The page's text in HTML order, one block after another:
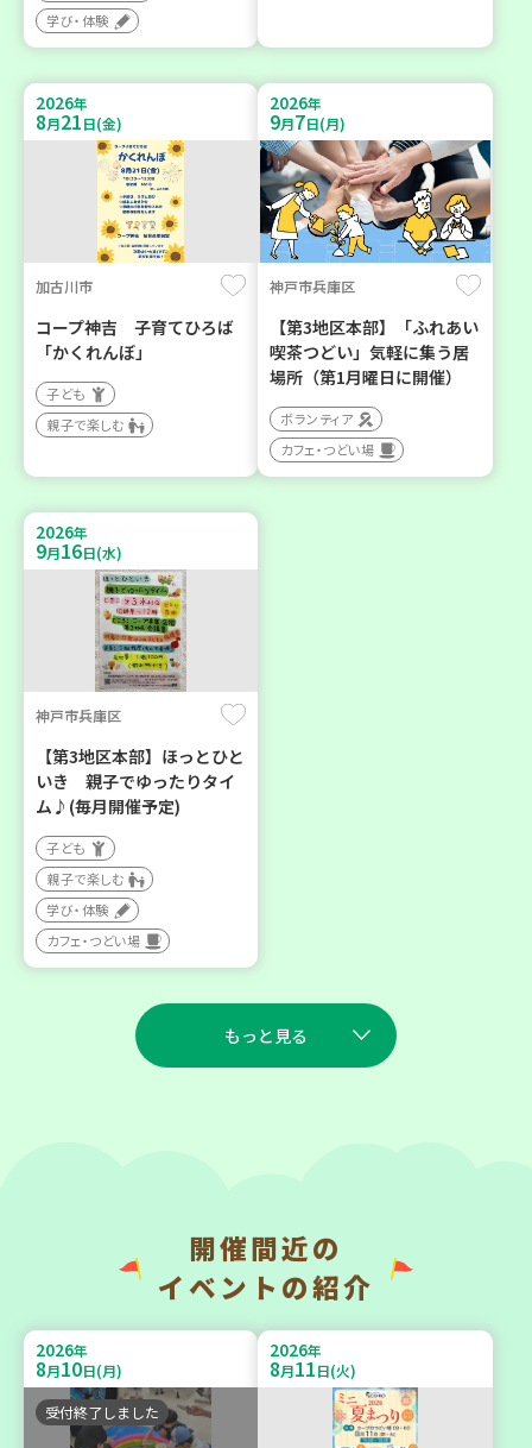
学び・体験
2026年
8月21日(金)
加古川市
コープ神吉 子育てひろば
「かくれんぼ」
子ども
親子で楽しむ
2026年
9月7日(月)
神戸市兵庫区
【第3地区本部】「ふれあい
喫茶つどい」気軽に集う居
場所（第1月曜日に開催）
ボランティア
カフェ・つどい場
2026年
9月16日(水)
神戸市兵庫区
【第3地区本部】ほっとひと
いき 親子でゆったりタイ
ム♪(毎月開催予定)
子ども
親子で楽しむ
学び・体験
カフェ・つどい場
もっと見る
神戸市兵庫区
BOSAI(ぼうさい)教室～か
ぞくで楽しくまなぼうさい
～
学び・体験
神戸市東灘区
ティールームすみれ会」
（毎月第2金曜日）
カフェ・つどい場
開催間近の
イベントの紹介
2026年
8月10日(月)
受付終了しました
2026年
8月11日(火)